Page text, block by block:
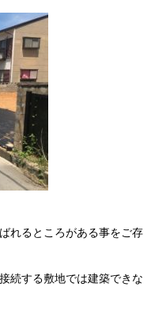
れるところがある事をご存
続する敷地では建築できな